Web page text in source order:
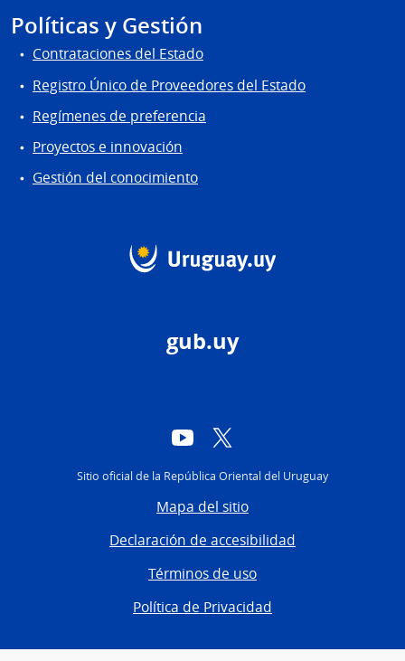
Políticas y Gestión
Contrataciones del Estado
Registro Único de Proveedores del Estado
Regímenes de preferencia
Proyectos e innovación
Gestión del conocimiento
gub.uy
YouTube
Sitio oficial de la República Oriental del Uruguay
Mapa del sitio
Declaración de accesibilidad
Términos de uso
Política de Privacidad